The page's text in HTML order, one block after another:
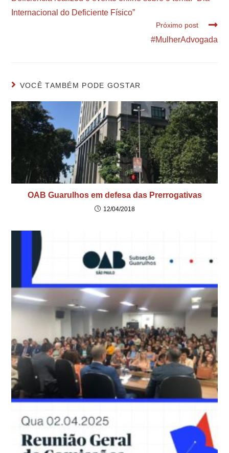
Internacional do Deficiente Físico”
Próximo post
#MulherAdvogada
VOCÊ TAMBÉM PODE GOSTAR
OAB Guarulhos em defesa das Prerrogativas
12/04/2018